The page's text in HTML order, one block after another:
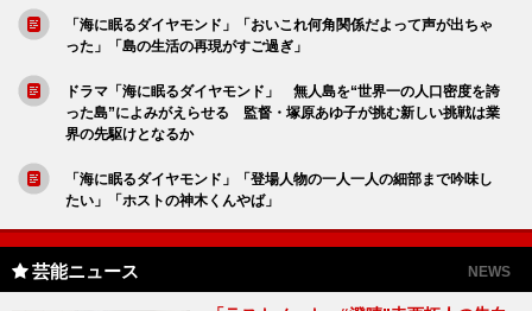
「海に眠るダイヤモンド」「おいこれ何角関係だよって声が出ちゃ
った」「島の生活の再現がすご過ぎ」
ドラマ「海に眠るダイヤモンド」 無人島を“世界一の人口密度を誇
った島”によみがえらせる 監督・塚原あゆ子が挑む新しい挑戦は業
界の先駆けとなるか
「海に眠るダイヤモンド」「登場人物の一人一人の細部まで吟味し
たい」「ホストの神木くんやば」
芸能ニュース NEWS